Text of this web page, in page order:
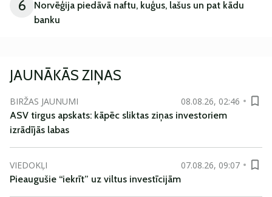
6
Norvēģija piedāvā naftu, kuģus, lašus un pat kādu
banku
JAUNĀKĀS ZIŅAS
BIRŽAS JAUNUMI
08.08.26, 02:46
ASV tirgus apskats: kāpēc sliktas ziņas investoriem
izrādījās labas
VIEDOKĻI
07.08.26, 09:07
Pieaugušie “iekrīt” uz viltus investīcijām